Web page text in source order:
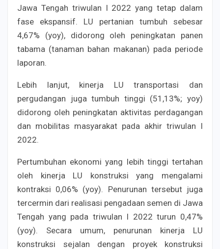
Jawa Tengah triwulan I 2022 yang tetap dalam
fase ekspansif. LU pertanian tumbuh sebesar
4,67% (yoy), didorong oleh peningkatan panen
tabama (tanaman bahan makanan) pada periode
laporan.
Lebih lanjut, kinerja LU transportasi dan
pergudangan juga tumbuh tinggi (51,13%; yoy)
didorong oleh peningkatan aktivitas perdagangan
dan mobilitas masyarakat pada akhir triwulan I
2022.
Pertumbuhan ekonomi yang lebih tinggi tertahan
oleh kinerja LU konstruksi yang mengalami
kontraksi 0,06% (yoy). Penurunan tersebut juga
tercermin dari realisasi pengadaan semen di Jawa
Tengah yang pada triwulan I 2022 turun 0,47%
(yoy). Secara umum, penurunan kinerja LU
konstruksi sejalan dengan proyek konstruksi